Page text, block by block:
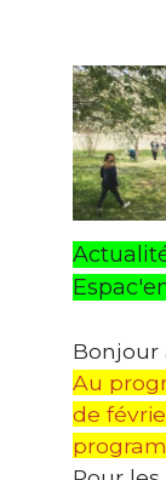
Bonjour
Au
de